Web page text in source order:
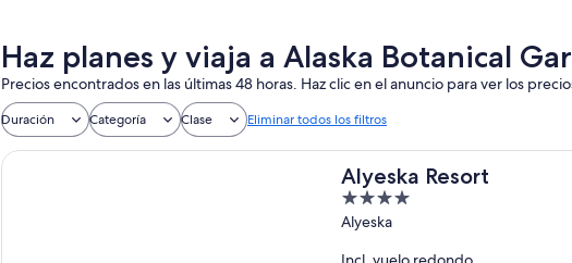
Haz planes y viaja a Alaska Botanical
Precios encontrados en las últimas 48 horas. Haz clic en el anuncio para ver los
Duración Categoría Clase Eliminar todos los filtros
Alyeska Resort
4
out
Alyeska